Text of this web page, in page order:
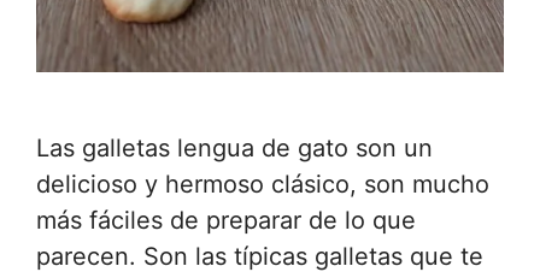
Las galletas lengua de gato son un
delicioso y hermoso clásico, son mucho
más fáciles de preparar de lo que
parecen. Son las típicas galletas que te